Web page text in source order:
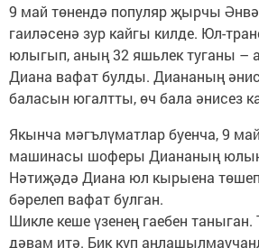
9 май төнендә популяр җырчы
гаиләсенә зур кайгы килде. Юл-
юлыгып, аның 32 яшьлек туганы –
Диана вафат булды. Диананың
баласын югалтты, өч бала әнисез
Якынча мәгълүматлар буенча, 9
машинасы шоферы Диананың юлын
Нәтиҗәдә Диана юл кырыена төшеп
бәрелеп вафат булган.
Шикле кеше үзенең гаебен
дәвам итә. Бик күп